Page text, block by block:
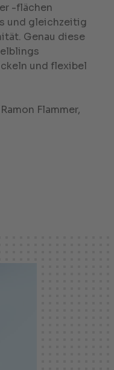
-flächen
und gleichzeitig
Genau diese
und flexibel
Flammer,